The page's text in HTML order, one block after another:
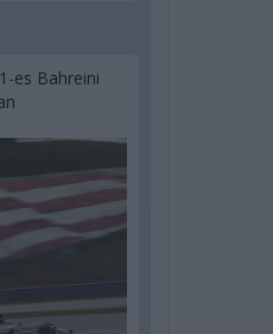
es Bahreini